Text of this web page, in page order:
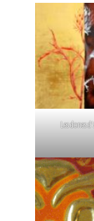
Les dones